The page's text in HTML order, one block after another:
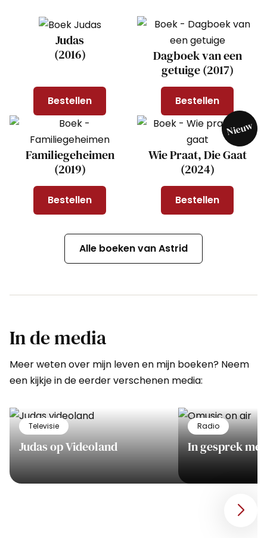
Judas
(2016)
Bestellen
Dagboek van een
getuige (2017)
Bestellen
Familiegeheimen
(2019)
Bestellen
Nieuw
Wie Praat, Die Gaat
(2024)
Bestellen
Alle boeken van Astrid
In de media
Meer weten over mijn leven en mijn boeken? Neem
een kijkje in de eerder verschenen media:
Bekijk
Judas
op
Televisie
Judas op Videoland
Bekijk
In
gesprek
Mattie
Radio
In gesprek